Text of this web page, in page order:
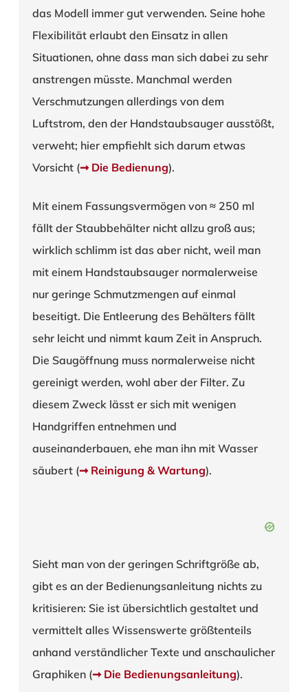
das Modell immer gut verwenden. Seine hohe
Flexibilität erlaubt den Einsatz in allen
Situationen, ohne dass man sich dabei zu sehr
anstrengen müsste. Manchmal werden
Verschmutzungen allerdings von dem
Luftstrom, den der Handstaubsauger ausstößt,
verweht; hier empfiehlt sich darum etwas
Vorsicht (➞ Die Bedienung).
Mit einem Fassungsvermögen von ≈ 250 ml
fällt der Staubbehälter nicht allzu groß aus;
wirklich schlimm ist das aber nicht, weil man
mit einem Handstaubsauger normalerweise
nur geringe Schmutzmengen auf einmal
beseitigt. Die Entleerung des Behälters fällt
sehr leicht und nimmt kaum Zeit in Anspruch.
Die Saugöffnung muss normalerweise nicht
gereinigt werden, wohl aber der Filter. Zu
diesem Zweck lässt er sich mit wenigen
Handgriffen entnehmen und
auseinanderbauen, ehe man ihn mit Wasser
säubert (➞ Reinigung & Wartung).
Sieht man von der geringen Schriftgröße ab,
gibt es an der Bedienungsanleitung nichts zu
kritisieren: Sie ist übersichtlich gestaltet und
vermittelt alles Wissenswerte größtenteils
anhand verständlicher Texte und anschaulicher
Graphiken (➞ Die Bedienungsanleitung).